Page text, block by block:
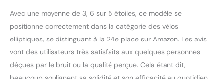
corps. Entraînement
elliptique dans les deux
sens, simulant les
mouvements naturels de
la marche tout en
protégeant les genoux
Entraînement de tout le
Avec une moyenne de 3, 6 sur 5 étoiles, ce modèle se
positionne correctement dans la catégorie des vélos
elliptiques, se distinguant à la 24e place sur Amazon. Les avis
vont des utilisateurs très satisfaits aux quelques personnes
déçues par le bruit ou la qualité perçue. Cela étant dit,